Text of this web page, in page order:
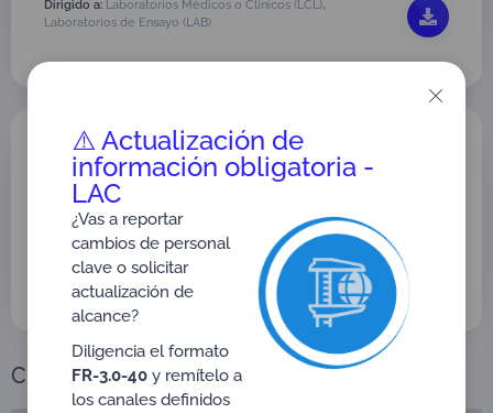
Dirigido a: Laboratorios Médicos o Clínicos (LCL)
Laboratorios de Ensayo (LAB)
ACTA No. 1 de 2020
INSTALACIÓN Y CONFORMACIÓN DE
GTA LAB AGROPECUARIO
Versión: 01
Tipo:Actas GTA
Dirigido a:Laboratorios de Ensayo (LAB),
Laboratorios Médicos o Clínicos (LCL)
Cronograma de Actividades
⚠️ Actualización de
información obligatoria -
LAC
¿Vas a reportar
cambios de personal
clave o solicitar
actualización de
alcance?
Diligencia el formato
FR-3.0-40y remítelo a
los canales definidos